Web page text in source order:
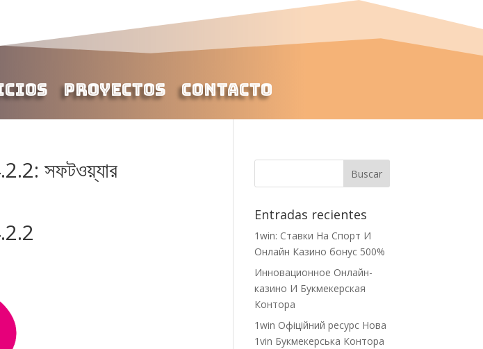
Proyectos Contacto
সফটওয়্যার
Entradas recientes
1win: Ставки На Cпорт И
Онлайн Казино бонус 500%
Инновационное Онлайн-
казино И Букмекерская
Контора
1win Офіційний ресурс Нова
1vin Букмекерська Контора